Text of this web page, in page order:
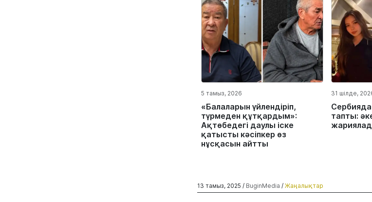
5 тамыз, 2026
«Балаларын үйлендіріп,
түрмеден құтқардым»:
Ақтөбедегі даулы іске
қатысты кәсіпкер өз
нұсқасын айтты
31 шілде,
тапты:
13 тамыз, 2025 / BuginMedia / Жаңалықтар